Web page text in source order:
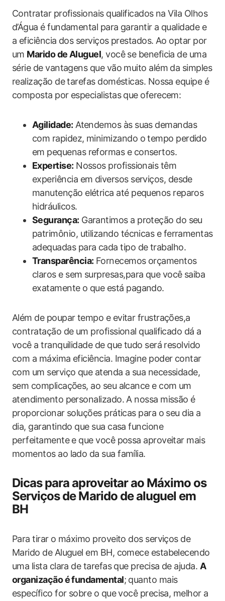
Contratar profissionais qualificados na Vila Olhos
d’Água é fundamental para garantir a qualidade e
a eficiência dos serviços prestados. Ao optar por
um Marido de Aluguel, você se beneficia de uma
série de vantagens que vão muito além da simples
realização de tarefas domésticas. Nossa equipe é
composta por especialistas que oferecem:
Agilidade: Atendemos às suas demandas
com rapidez, minimizando o tempo perdido
em pequenas reformas e consertos.
Expertise: Nossos profissionais têm
experiência em diversos serviços, desde
manutenção elétrica até pequenos reparos
hidráulicos.
Segurança: Garantimos a proteção do seu
patrimônio, utilizando técnicas e ferramentas
adequadas para cada tipo de trabalho.
Transparência: Fornecemos orçamentos
claros e sem surpresas,para que você saiba
exatamente o que está pagando.
Além de poupar tempo e evitar frustrações,a
contratação de um profissional qualificado dá a
você a tranquilidade de que tudo será resolvido
com a máxima eficiência. Imagine poder contar
com um serviço que atenda a sua necessidade,
sem complicações, ao seu alcance e com um
atendimento personalizado. A nossa missão é
proporcionar soluções práticas para o seu dia a
dia, garantindo que sua casa funcione
perfeitamente e que você possa aproveitar mais
momentos ao lado da sua família.
Dicas para aproveitar ao Máximo os
Serviços de Marido de aluguel em
BH
Para tirar o máximo proveito dos serviços de
Marido de Aluguel em BH, comece estabelecendo
uma lista clara de tarefas que precisa de ajuda. A
organização é fundamental; quanto mais
específico for sobre o que você precisa, melhor a